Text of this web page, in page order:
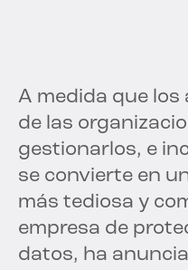
A medida que los
de las
gestionarlos, e
se convierte en
más tediosa y
empresa de
datos, ha